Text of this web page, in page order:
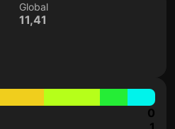
Global
11,41
0